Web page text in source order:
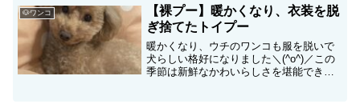
🐶ワンコ
【裸プー】暖かくなり、衣装を脱
ぎ捨てたトイプー
暖かくなり、ウチのワンコも服を脱いで
犬らしい格好になりました＼(^o^)／この
季節は新鮮なかわいらしさを堪能できま